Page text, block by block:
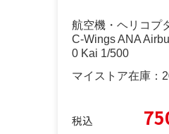
航空機・ヘリコプ
C-Wings ANA
0 Kai 1/500
マイストア在庫：
税込